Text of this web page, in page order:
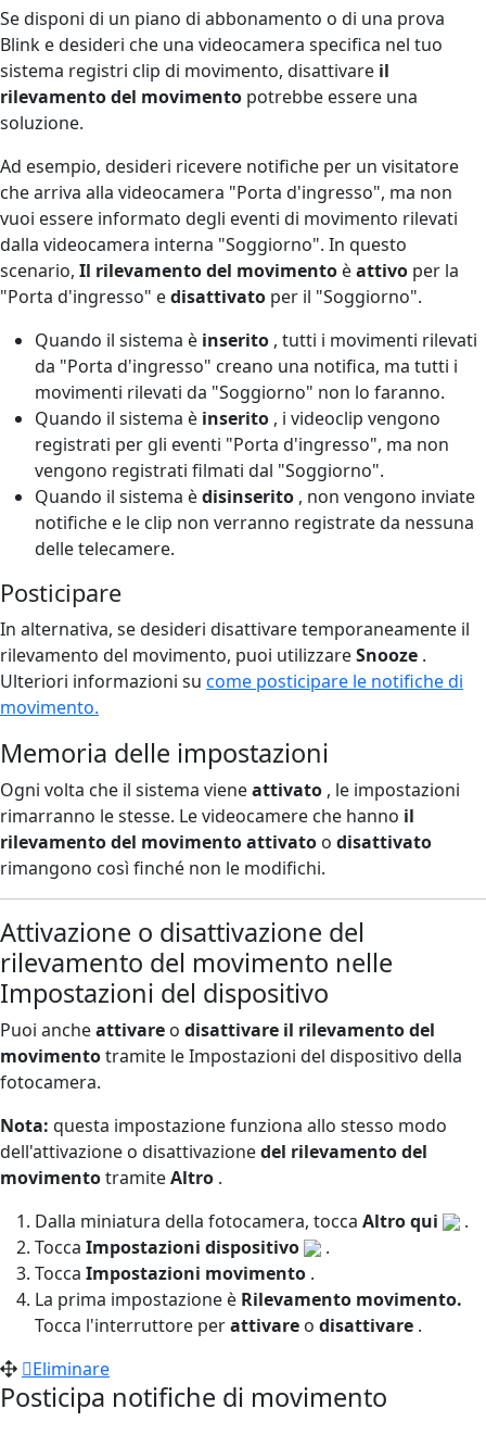
Se disponi di un piano di abbonamento o di una prova
Blink e desideri che una videocamera specifica nel tuo
sistema registri clip di movimento, disattivare il
rilevamento del movimento potrebbe essere una
soluzione.
Ad esempio, desideri ricevere notifiche per un visitatore
che arriva alla videocamera "Porta d'ingresso", ma non
vuoi essere informato degli eventi di movimento rilevati
dalla videocamera interna "Soggiorno". In questo
scenario, Il rilevamento del movimento èattivo per la
"Porta d'ingresso" edisattivato per il "Soggiorno".
Quando il sistema è inserito , tutti i movimenti rilevati
da "Porta d'ingresso" creano una notifica, ma tutti i
movimenti rilevati da "Soggiorno" non lo faranno.
Quando il sistema è inserito , i videoclip vengono
registrati per gli eventi "Porta d'ingresso", ma non
vengono registrati filmati dal "Soggiorno".
Quando il sistema èdisinserito , non vengono inviate
notifiche e le clip non verranno registrate da nessuna
delle telecamere.
Posticipare
In alternativa, se desideri disattivare temporaneamente il
rilevamento del movimento, puoi utilizzareSnooze .
Ulteriori informazioni su come posticipare le notifiche di
movimento.
Memoria delle impostazioni
Ogni volta che il sistema vieneattivato , le impostazioni
rimarranno le stesse. Le videocamere che hanno il
rilevamento del movimentoattivato o disattivato
rimangono così finché non le modifichi.
Attivazione o disattivazione del
rilevamento del movimento nelle
Impostazioni del dispositivo
Puoi ancheattivare o disattivare il rilevamento del
movimentotramite le Impostazioni del dispositivo della
fotocamera.
Nota: questa impostazione funziona allo stesso modo
dell'attivazione o disattivazionedel rilevamento del
movimentotramiteAltro .
Dalla miniatura della fotocamera, tocca Altro qui
.
Tocca Impostazioni dispositivo
.
Tocca Impostazioni movimento .
La prima impostazione è Rilevamento movimento.
Tocca l'interruttore perattivare o disattivare .
Eliminare
Posticipa notifiche di movimento